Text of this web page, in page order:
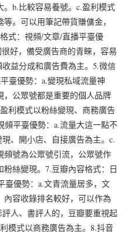
b.比較容易養號。c.盈利模式
。可以用筆記帶貨賺傭金，
式：視頻/文章/直播平臺優
好，備受廣告商的青睞，容易
益分成和廣告費為主。5.微信
臺優勢：a.變現私域流量神
公眾號都是重要的個人品牌
利模式以粉絲變現、商務廣告
平臺優勢：a.流量大這一點不
、開小店、自接廣告為主。c.
號為公眾號引流，公眾號作
絲變現。7.豆瓣內容格式：日
臺優勢：a.文青流量居多，文
容收錄排名較好，可以作為
人、書評人的，豆瓣要重視起
模式以商務廣告為主。8.抖音